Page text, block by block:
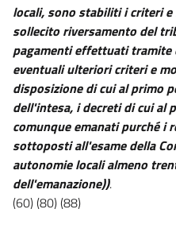
locali, sono stabiliti i criteri
sollecito riversamento del
pagamenti effettuati tramite
eventuali ulteriori criteri e
disposizione di cui al primo
dell'intesa, i decreti di cui al
comunque emanati purché i
sottoposti all'esame della
autonomie locali almeno
dell'emanazione)).
(60) (80) (88)